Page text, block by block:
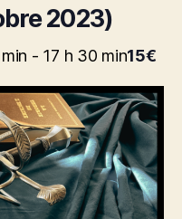
2023)
- 17 h 30 min15€